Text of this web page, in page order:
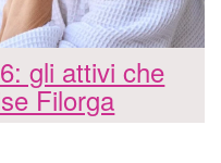
gli attivi che
Filorga